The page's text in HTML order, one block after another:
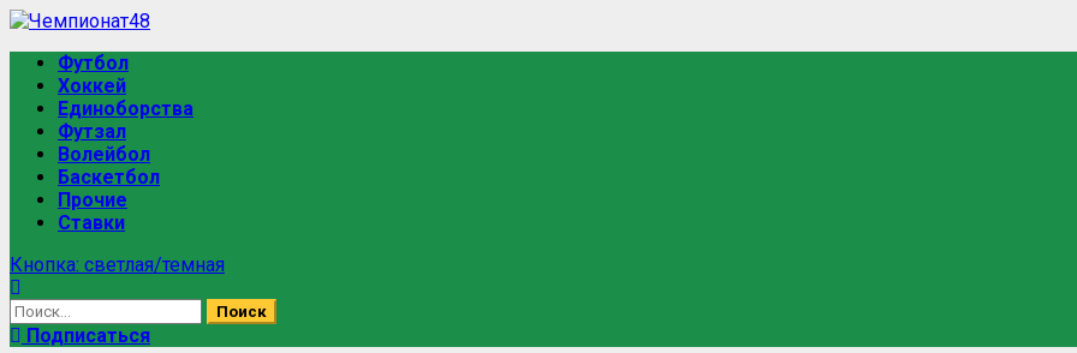
Футбол
Хоккей
Единоборства
Футзал
Волейбол
Баскетбол
Прочие
Ставки
Кнопка: светлая/темная
Подписаться